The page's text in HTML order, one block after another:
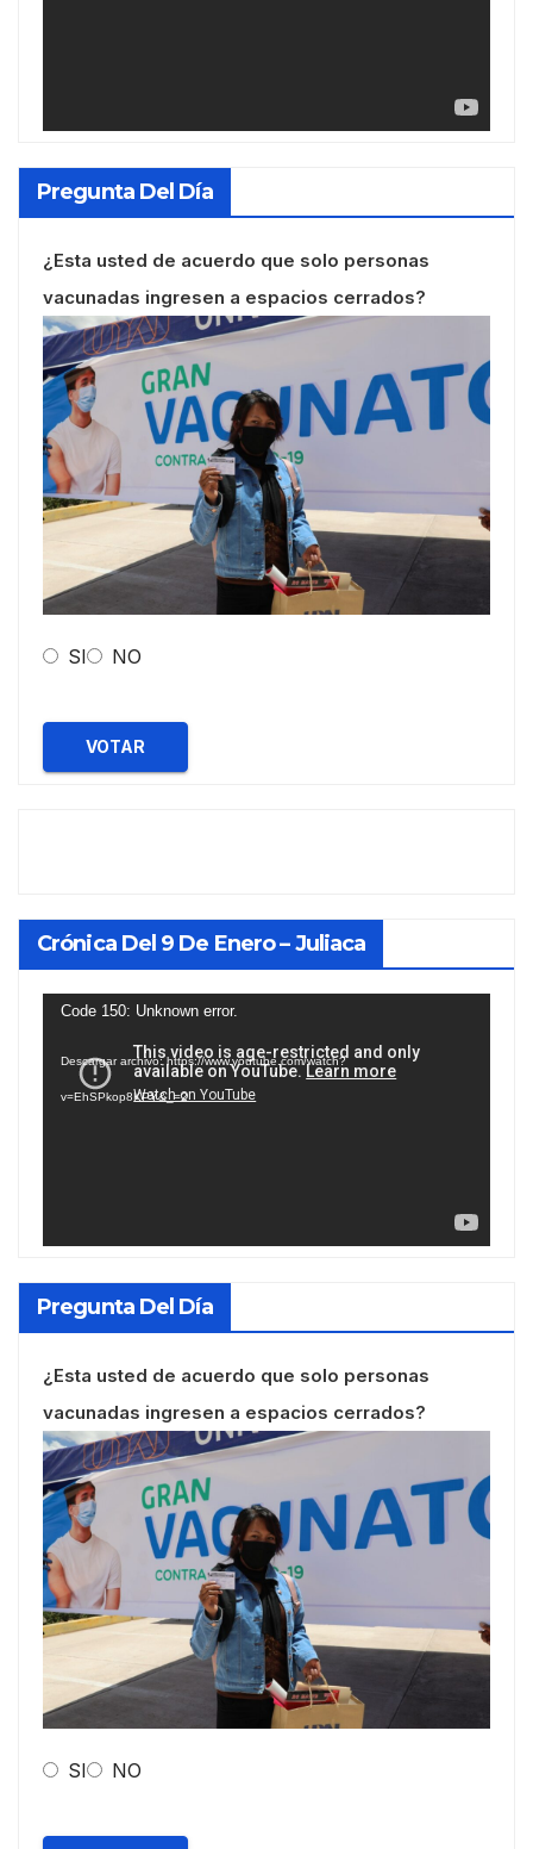
Pregunta Del Día
¿Esta usted de acuerdo que solo personas
vacunadas ingresen a espacios cerrados?
SI NO
VOTAR
Crónica Del 9 De Enero – Juliaca
Reproductor
vídeo
Code 150: Unknown error.
Descargar archivo: https://www.youtube.com/watch?
v=EhSPkop8KPY&_=2
Pregunta Del Día
¿Esta usted de acuerdo que solo personas
vacunadas ingresen a espacios cerrados?
SI NO